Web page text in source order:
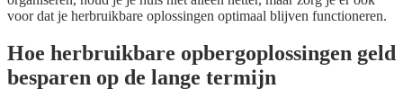
voor dat je herbruikbare oplossingen optimaal blijven functioneren.
Hoe herbruikbare opbergoplossingen geld
besparen op de lange termijn